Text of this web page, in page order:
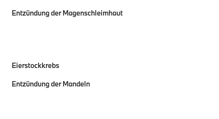
Entzündung der Magenschleimhaut
Eierstockkrebs
Entzündung der Mandeln